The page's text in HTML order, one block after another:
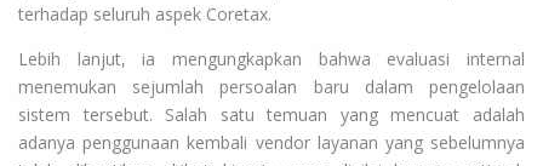
terhadap seluruh aspek Coretax.
Lebih lanjut, ia mengungkapkan bahwa evaluasi internal
menemukan sejumlah persoalan baru dalam pengelolaan
sistem tersebut. Salah satu temuan yang mencuat adalah
adanya penggunaan kembali vendor layanan yang sebelumnya